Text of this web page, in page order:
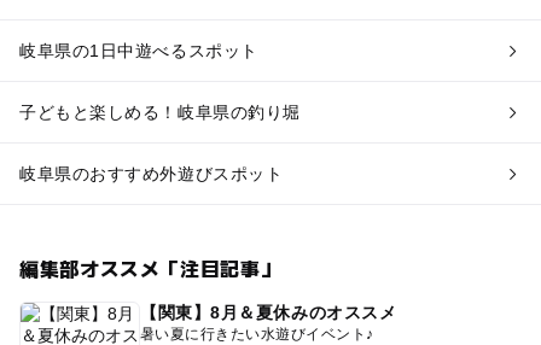
岐阜県の1日中遊べるスポット
子どもと楽しめる！岐阜県の釣り堀
岐阜県のおすすめ外遊びスポット
編集部オススメ「注目記事」
【関東】8月＆夏休みのオススメ
暑い夏に行きたい水遊びイベント♪